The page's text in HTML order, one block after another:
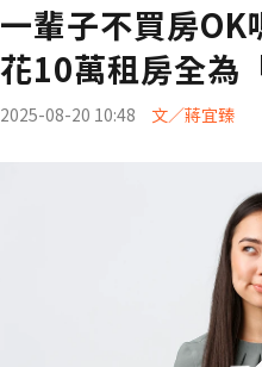
一輩子不買房OK
花10萬租房全為
2025-08-20 10:48 文／蔣宜臻